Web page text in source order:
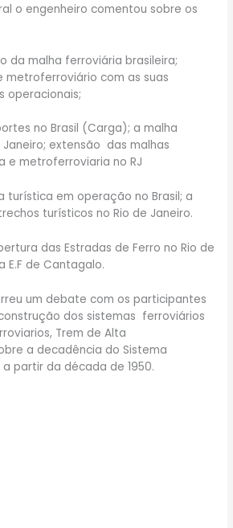
o engenheiro comentou sobre os
da malha ferroviária brasileira;
metroferroviário com as suas
operacionais;
no Brasil (Carga); a malha
extensão das malhas
e metroferroviaria no RJ
turística em operação no Brasil; a
turísticos no Rio de Janeiro.
das Estradas de Ferro no Rio de
E.F de Cantagalo.
um debate com os participantes
dos sistemas ferroviários
Trem de Alta
a decadência do Sistema
a partir da década de 1950.